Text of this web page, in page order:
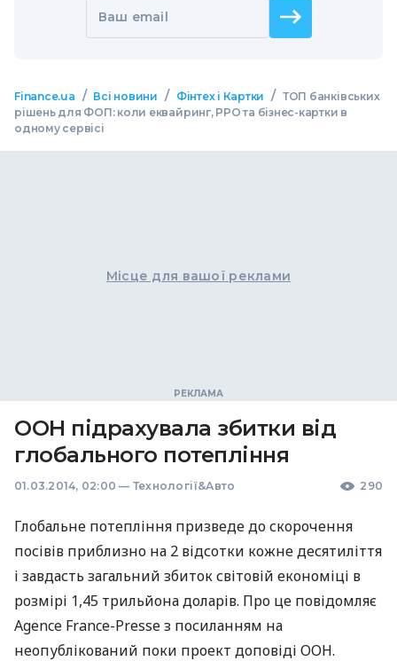
Ваш email
Finance.ua / Всі новини / Фінтех і Картки / ТОП банківських
рішень для ФОП: коли еквайринг, РРО та бізнес-картки в
одному сервісі
Місце для вашої реклами
ООН підрахувала збитки від
глобального потепління
01.03.2014, 02:00 — Технології&Авто 290
Глобальне потепління призведе до скорочення
посівів приблизно на 2 відсотки кожне десятиліття
і завдасть загальний збиток світовій економіці в
розмірі 1,45 трильйона доларів. Про це повідомляє
Agence France-Presse з посиланням на
неопублікований поки проект доповіді ООН.